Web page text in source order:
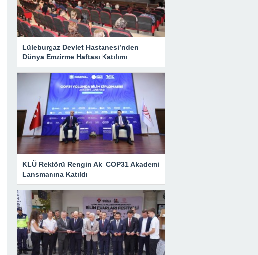
Lüleburgaz Devlet Hastanesi’nden
Dünya Emzirme Haftası Katılımı
KLÜ Rektörü Rengin Ak, COP31 Akademi
Lansmanına Katıldı